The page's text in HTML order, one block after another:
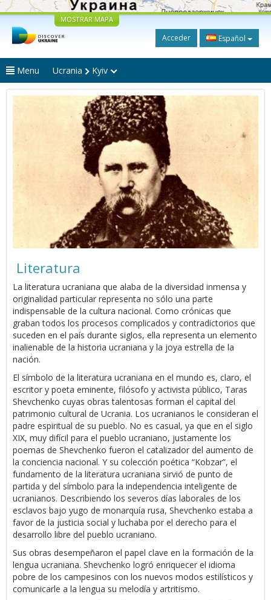
MOSTRAR MAPA
Acceder Español
Menu Ucrania Kyiv
Literatura
La literatura ucraniana que alaba de la diversidad inmensa y
originalidad particular representa no sólo una parte
indispensable de la cultura nacional. Como crónicas que
graban todos los procesos complicados y contradictorios que
suceden en el país durante siglos, ella representa un elemento
inalienable de la historia ucraniana y la joya estrella de la
nación.
El símbolo de la literatura ucraniana en el mundo es, claro, el
escritor y poeta eminente, filósofo y activista público, Taras
Shevchenko cuyas obras talentosas forman el capital del
patrimonio cultural de Ucrania. Los ucranianos le consideran el
padre espiritual de su pueblo. No es casual, ya que en el siglo
XIX, muy difícil para el pueblo ucraniano, justamente los
poemas de Shevchenko fueron el catalizador del aumento de
la conciencia nacional. Y su colección poética “Kobzar”, el
fundamento de la literatura ucraniana sirvió de punto de
partida y del símbolo para la independencia inteligente de
ucranianos. Describiendo los severos días laborales de los
esclavos bajo yugo de monarquía rusa, Shevchenko estaba a
favor de la justicia social y luchaba por el derecho para el
desarrollo libre del pueblo ucraniano.
Sus obras desempeñaron el papel clave en la formación de la
lengua ucraniana. Shevchenko logró enriquecer el idioma
pobre de los campesinos con los nuevos modos estilísticos y
comunicarle a la lengua su melodía y artritismo.